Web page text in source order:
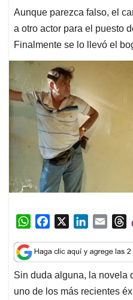
Aunque parezca falso, el
a otro actor para el puesto
Finalmente se lo llevó el
W
a
t
s
A
c
e
b
o
n
k
e
d
a
i
l
T
r
e
a
d
Sin duda alguna, la novela
uno de los más recientes